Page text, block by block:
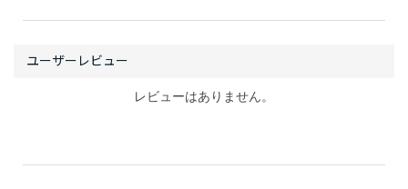
レビューはありません。